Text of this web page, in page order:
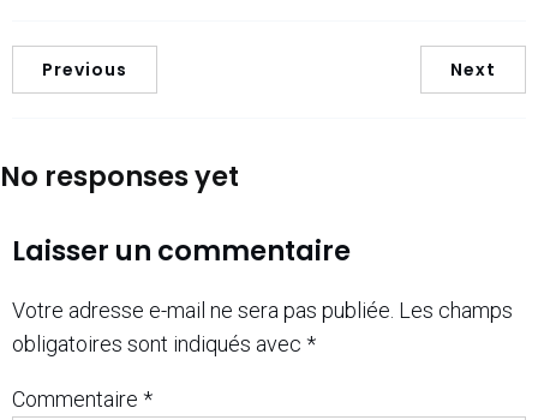
Previous Next
No responses yet
Laisser un commentaire
Votre adresse e-mail ne sera pas publiée. Les champs
obligatoires sont indiqués avec *
Commentaire *